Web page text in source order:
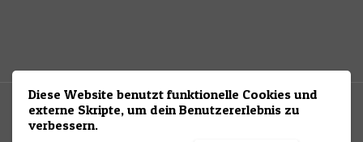
Diese Website benutzt funktionelle Cookies und
externe Skripte, um dein Benutzererlebnis zu
verbessern.